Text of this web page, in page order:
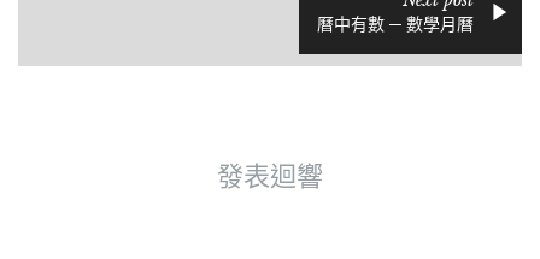
曆中有數 ─ 數學月曆
發表迴響